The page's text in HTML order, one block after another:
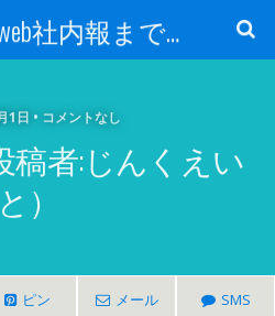
紙媒体からweb社内報まで 社内報制作会社 創言社：東京都千代田区飯田橋駅から１分
1日 • コメントなし
稿者:じんくえい
と）
ピン メール SMS